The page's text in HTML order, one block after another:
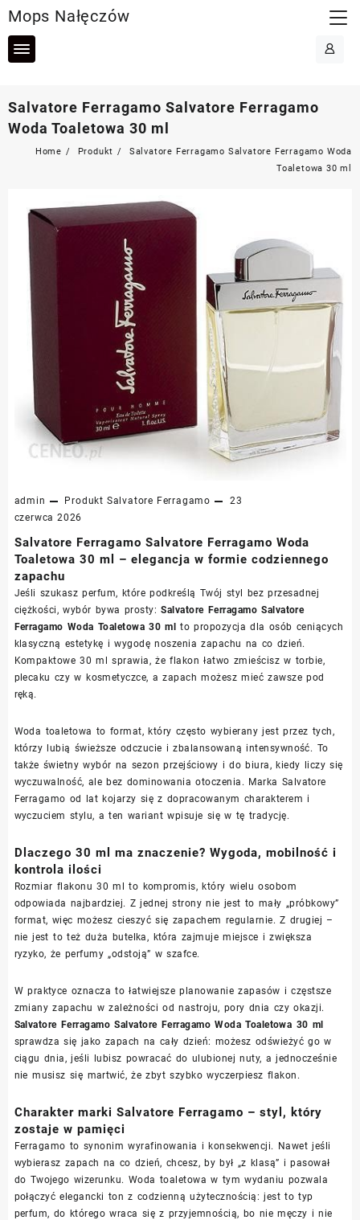
to
content
Mops Nałęczów
Salvatore Ferragamo Salvatore Ferragamo
Woda Toaletowa 30 ml
Home Produkt
Salvatore Ferragamo Salvatore Ferragamo Woda
Toaletowa 30 ml
admin Produkt Salvatore Ferragamo
23
czerwca 2026
Salvatore Ferragamo Salvatore Ferragamo Woda
Toaletowa 30 ml – elegancja w formie codziennego
zapachu
Jeśli szukasz perfum, które podkreślą Twój styl bez przesadnej
ciężkości, wybór bywa prosty:Salvatore Ferragamo Salvatore
Ferragamo Woda Toaletowa 30 ml to propozycja dla osób ceniących
klasyczną estetykę i wygodę noszenia zapachu na co dzień.
Kompaktowe 30 ml sprawia, że flakon łatwo zmieścisz w torbie,
plecaku czy w kosmetyczce, a zapach możesz mieć zawsze pod
ręką.
Woda toaletowa to format, który często wybierany jest przez tych,
którzy lubią świeższe odczucie i zbalansowaną intensywność. To
także świetny wybór na sezon przejściowy i do biura, kiedy liczy się
wyczuwalność, ale bez dominowania otoczenia. Marka Salvatore
Ferragamo od lat kojarzy się z dopracowanym charakterem i
wyczuciem stylu, a ten wariant wpisuje się w tę tradycję.
Dlaczego 30 ml ma znaczenie? Wygoda, mobilność i
kontrola ilości
Rozmiar flakonu 30 ml to kompromis, który wielu osobom
odpowiada najbardziej. Z jednej strony nie jest to mały „próbkowy”
format, więc możesz cieszyć się zapachem regularnie. Z drugiej –
nie jest to też duża butelka, która zajmuje miejsce i zwiększa
ryzyko, że perfumy „odstoją” w szafce.
W praktyce oznacza to łatwiejsze planowanie zapasów i częstsze
zmiany zapachu w zależności od nastroju, pory dnia czy okazji.
Salvatore Ferragamo Salvatore Ferragamo Woda Toaletowa 30 ml
sprawdza się jako zapach na cały dzień: możesz odświeżyć go w
ciągu dnia, jeśli lubisz powracać do ulubionej nuty, a jednocześnie
nie musisz się martwić, że zbyt szybko wyczerpiesz flakon.
Charakter marki Salvatore Ferragamo – styl, który
zostaje w pamięci
Ferragamo to synonim wyrafinowania i konsekwencji. Nawet jeśli
wybierasz zapach na co dzień, chcesz, by był „z klasą” i pasował
do Twojego wizerunku. Woda toaletowa w tym wydaniu pozwala
połączyć elegancki ton z codzienną użytecznością: jest to typ
perfum, do którego wraca się z przyjemnością, bo nie męczy i nie